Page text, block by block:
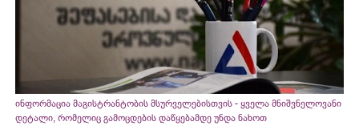
ინფორმაცია მაგისტრანტობის მსურველებისთვის - ყველა მნიშვნელოვანი
დეტალი, რომელიც გამოცდების დაწყებამდე უნდა ნახოთ